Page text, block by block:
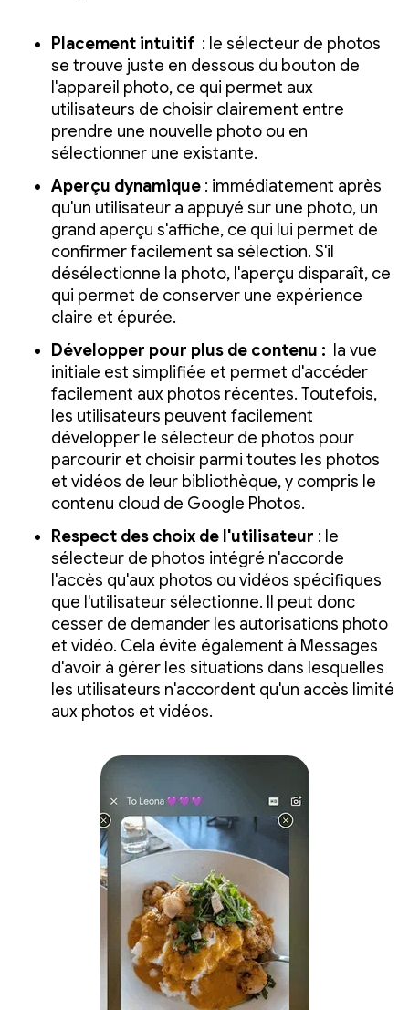
Placement intuitif : le sélecteur de photos
se trouve juste en dessous du bouton de
l'appareil photo, ce qui permet aux
utilisateurs de choisir clairement entre
prendre une nouvelle photo ou en
sélectionner une existante.
Aperçu dynamique : immédiatement après
qu'un utilisateur a appuyé sur une photo, un
grand aperçu s'affiche, ce qui lui permet de
confirmer facilement sa sélection. S'il
désélectionne la photo, l'aperçu disparaît, ce
qui permet de conserver une expérience
claire et épurée.
Développer pour plus de contenu : la vue
initiale est simplifiée et permet d'accéder
facilement aux photos récentes. Toutefois,
les utilisateurs peuvent facilement
développer le sélecteur de photos pour
parcourir et choisir parmi toutes les photos
et vidéos de leur bibliothèque, y compris le
contenu cloud de Google Photos.
Respect des choix de l'utilisateur : le
sélecteur de photos intégré n'accorde
l'accès qu'aux photos ou vidéos spécifiques
que l'utilisateur sélectionne. Il peut donc
cesser de demander les autorisations photo
et vidéo. Cela évite également à Messages
d'avoir à gérer les situations dans lesquelles
les utilisateurs n'accordent qu'un accès limité
aux photos et vidéos.